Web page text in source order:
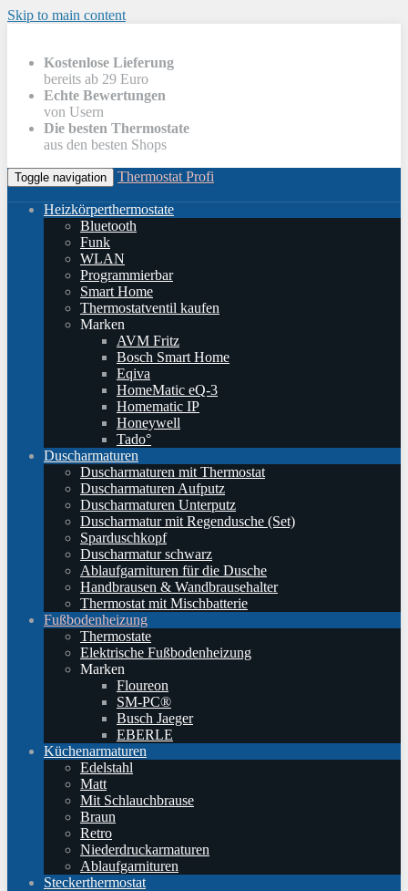
Skip to main content
Kostenlose Lieferung
bereits ab 29 Euro
Echte Bewertungen
von Usern
Die besten Thermostate
aus den besten Shops
Toggle navigation Thermostat Profi
Heizkörperthermostate
Bluetooth
Funk
WLAN
Programmierbar
Smart Home
Thermostatventil kaufen
Marken
AVM Fritz
Bosch Smart Home
Eqiva
HomeMatic eQ-3
Homematic IP
Honeywell
Tado°
Duscharmaturen
Duscharmaturen mit Thermostat
Duscharmaturen Aufputz
Duscharmaturen Unterputz
Duscharmatur mit Regendusche (Set)
Sparduschkopf
Duscharmatur schwarz
Ablaufgarnituren für die Dusche
Handbrausen & Wandbrausehalter
Thermostat mit Mischbatterie
Fußbodenheizung
Thermostate
Elektrische Fußbodenheizung
Marken
Floureon
SM-PC®
Busch Jaeger
EBERLE
Küchenarmaturen
Edelstahl
Matt
Mit Schlauchbrause
Braun
Retro
Niederdruckarmaturen
Ablaufgarnituren
Steckerthermostat